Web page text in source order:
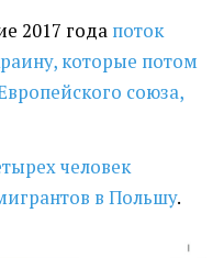
2017 года поток
которые потом
союза,
человек
в Польшу.